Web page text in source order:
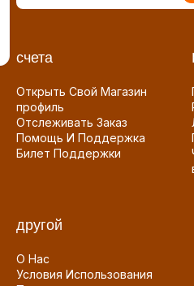
счета
Открыть Свой Магазин
профиль
Отслеживать Заказ
Помощь И Поддержка
Билет Поддержки
другой
О Нас
Условия Использования